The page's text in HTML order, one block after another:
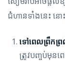
ជំហានទាំងនេះ ន
ទៅពេលព្រឹកព្
ត្រូវបញ្ចប់មុនព